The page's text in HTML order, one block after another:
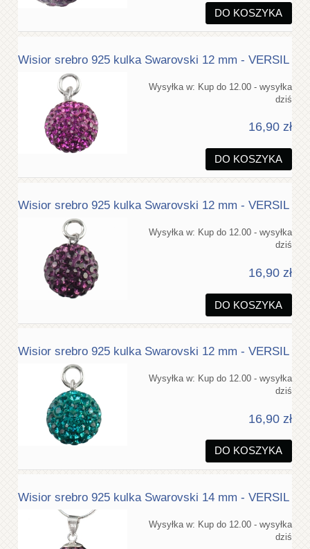
DO KOSZYKA
Wisior srebro 925 kulka Swarovski 12 mm - VERSIL
Wysyłka w: Kup do 12.00 - wysyłka
dziś
16,90 zł
DO KOSZYKA
Wisior srebro 925 kulka Swarovski 12 mm - VERSIL
Wysyłka w: Kup do 12.00 - wysyłka
dziś
16,90 zł
DO KOSZYKA
Wisior srebro 925 kulka Swarovski 12 mm - VERSIL
Wysyłka w: Kup do 12.00 - wysyłka
dziś
16,90 zł
DO KOSZYKA
Wisior srebro 925 kulka Swarovski 14 mm - VERSIL
Wysyłka w: Kup do 12.00 - wysyłka
dziś